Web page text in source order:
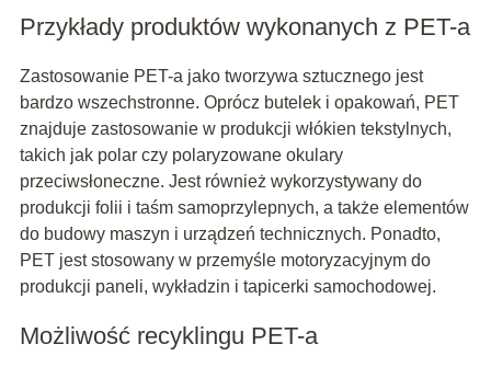
Przykłady produktów wykonanych z PET-a
Zastosowanie PET-a jako tworzywa sztucznego jest
bardzo wszechstronne. Oprócz butelek i opakowań, PET
znajduje zastosowanie w produkcji włókien tekstylnych,
takich jak polar czy polaryzowane okulary
przeciwsłoneczne. Jest również wykorzystywany do
produkcji folii i taśm samoprzylepnych, a także elementów
do budowy maszyn i urządzeń technicznych. Ponadto,
PET jest stosowany w przemyśle motoryzacyjnym do
produkcji paneli, wykładzin i tapicerki samochodowej.
Możliwość recyklingu PET-a